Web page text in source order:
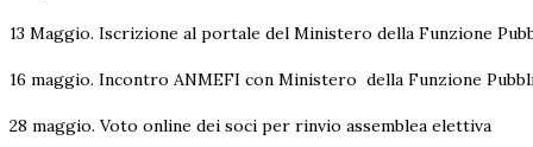
13 Maggio. Iscrizione al portale del Ministero della Funzione
16 maggio. Incontro ANMEFI con Ministero della Funzione
28 maggio. Voto online dei soci per rinvio assemblea elettiva